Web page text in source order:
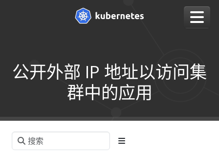
公开外部 IP 地址以访问集
群中的应用